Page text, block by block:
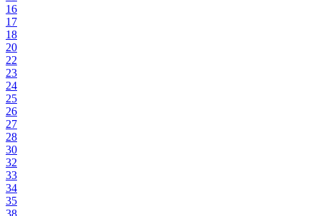
16
17
18
20
22
23
24
25
26
27
28
30
32
33
34
35
38